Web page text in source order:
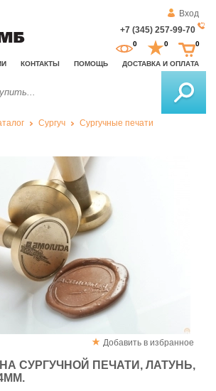
Вход
+7 (345) 257-99-70
КОНТАКТЫ ПОМОЩЬ ДОСТАВКА И ОПЛАТА
0 0 0
Сургуч Сургучные печати
Добавить в избранное
СУРГУЧНОЙ ПЕЧАТИ, ЛАТУНЬ,